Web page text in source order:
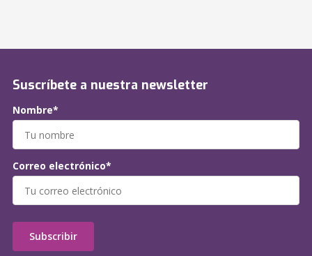
Suscríbete a nuestra newsletter
Nombre*
Correo electrónico*
Subscribir